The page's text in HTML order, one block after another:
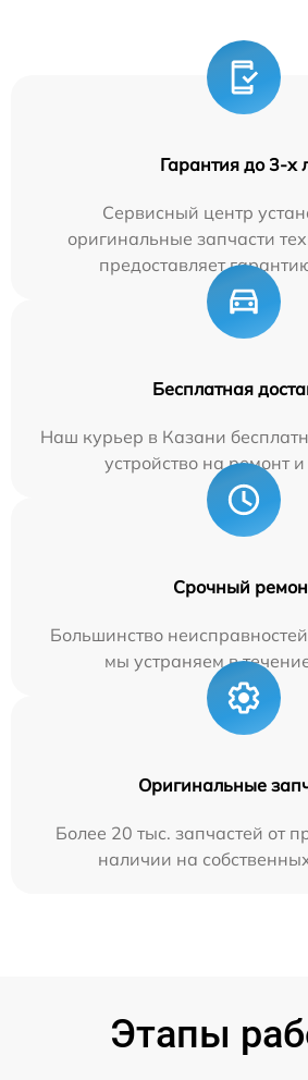
Гарантия до 3-х
Сервисный центр
оригинальные запчасти
предоставляет
Бесплатная
Наш курьер в Казани
устройство на ремонт
Срочный
Большинство
мы устраняем в
Оригинальные
Более 20 тыс. запчастей от
наличии на
Этапы